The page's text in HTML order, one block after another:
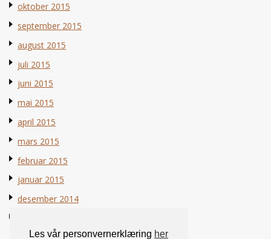
Les vår personvernerklæring her
oktober 2015
september 2015
august 2015
juli 2015
juni 2015
mai 2015
april 2015
mars 2015
februar 2015
januar 2015
desember 2014